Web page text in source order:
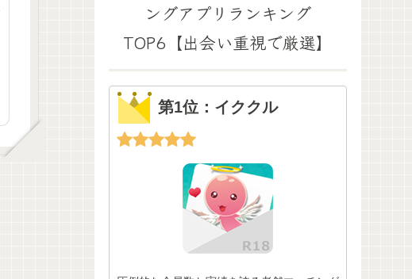
ングアプリランキング
TOP6【出会い重視で厳選】
第1位：イククル